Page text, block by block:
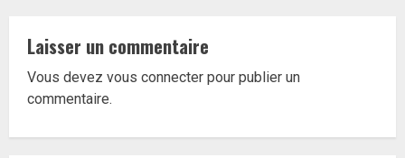
Laisser un commentaire
Vous devez vous connecter pour publier un
commentaire.